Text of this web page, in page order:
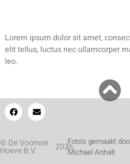
Lorem ipsum dolor sit amet,
elit tellus, luctus nec ullamcorper
leo.
© De Voornse
Hoeve B.V. 2026
|Foto's gemaakt
Michael Anhalt